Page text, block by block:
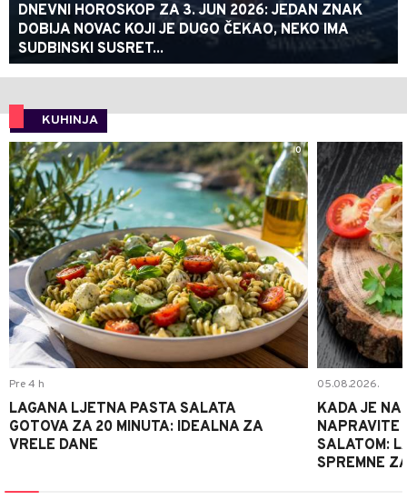
DNEVNI HOROSKOP ZA 3. JUN 2026: JEDAN ZNAK
DOBIJA NOVAC KOJI JE DUGO ČEKAO, NEKO IMA
SUDBINSKI SUSRET...
KUHINJA
0
Pre 4 h
LAGANA LJETNA PASTA SALATA
GOTOVA ZA 20 MINUTA: IDEALNA ZA
VRELE DANE
05.08.2026.
KADA JE
NAPRAVITE
SALATOM:
SPREMNE